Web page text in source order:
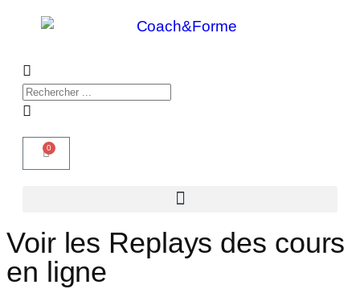
0
Voir les Replays des cours
en ligne